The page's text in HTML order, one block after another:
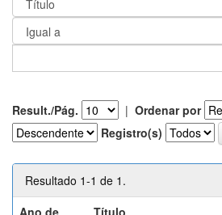
Result./Pág. | Ordenar por
Registro(s)
Resultado 1-1 de 1.
Ano de
Título